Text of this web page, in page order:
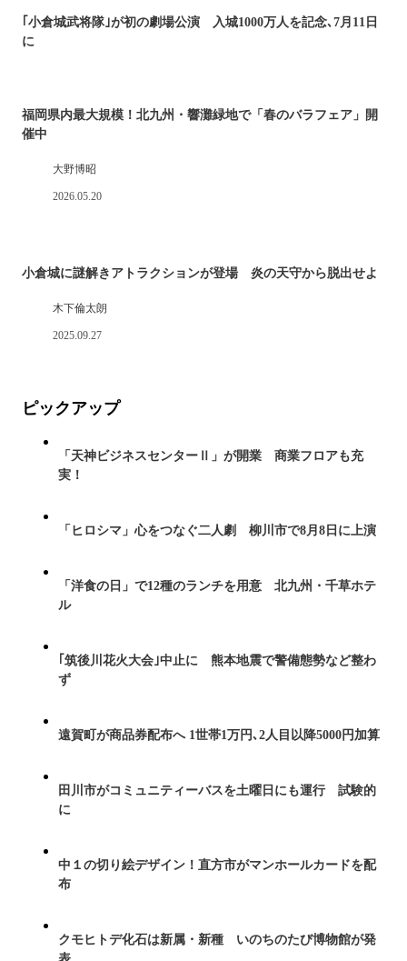
｢小倉城武将隊｣が初の劇場公演 入城1000万人を記念､7月11日
に
福岡県内最大規模！北九州・響灘緑地で「春のバラフェア」開
催中
大野博昭
2026.05.20
小倉城に謎解きアトラクションが登場 炎の天守から脱出せよ
木下倫太朗
2025.09.27
ピックアップ
「天神ビジネスセンターⅡ」が開業 商業フロアも充
実！
「ヒロシマ」心をつなぐ二人劇 柳川市で8月8日に上演
「洋食の日」で12種のランチを用意 北九州・千草ホテ
ル
｢筑後川花火大会｣中止に 熊本地震で警備態勢など整わ
ず
遠賀町が商品券配布へ 1世帯1万円､2人目以降5000円加算
田川市がコミュニティーバスを土曜日にも運行 試験的
に
中１の切り絵デザイン！直方市がマンホールカードを配
布
クモヒトデ化石は新属・新種 いのちのたび博物館が発